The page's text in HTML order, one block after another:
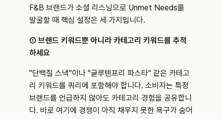
F&B 브랜드가 소셜 리스닝으로 Unmet Needs를
발굴할 때 핵심 설정은 세 가지입니다.
① 브랜드 키워드뿐 아니라 카테고리 키워드를 추적
하세요
"단백질 스낵"이나 "글루텐프리 파스타" 같은 카테고
리 키워드를 쿼리에 포함해야 합니다. 소비자는 특정
브랜드를 언급하지 않아도 카테고리 경험을 공유합니
다. 바로 여기에 경쟁이 아직 채우지 못한 욕구가 숨어